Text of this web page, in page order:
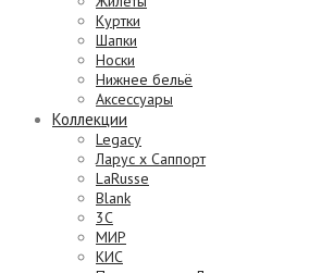
Куртки
Шапки
Носки
Нижнее бельё
Аксессуары
Коллекции
Legacy
Ларус х Саппорт
LaRusse
Blank
3C
МИР
КИС